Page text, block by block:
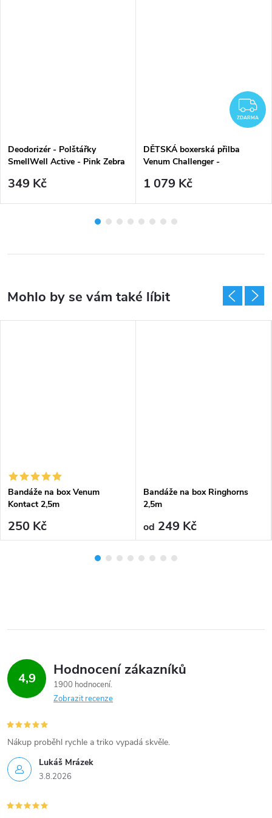
Deodorizér - Polštářky
SmellWell Active - Pink Zebra
349 Kč
ZDARMA
DĚTSKÁ boxerská přilba
Venum Challenger -
1 079 Kč
Bandáže na box Venum
Kontact 2,5m
250 Kč
Bandáže na box Ringhorns
2,5m
od 249 Kč
4,9 Hodnocení zákazníků
1900 hodnocení
Zobrazit recenze
Lukáš Mrázek
3.8.2026
Nákup proběhl rychle a triko vypadá skvěle.